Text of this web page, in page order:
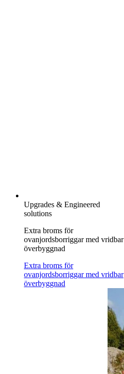
Upgrades & Engineered
solutions
Extra broms för
ovanjordsborriggar med vridbar
överbyggnad
Extra broms för
ovanjordsborriggar med vridbar
överbyggnad